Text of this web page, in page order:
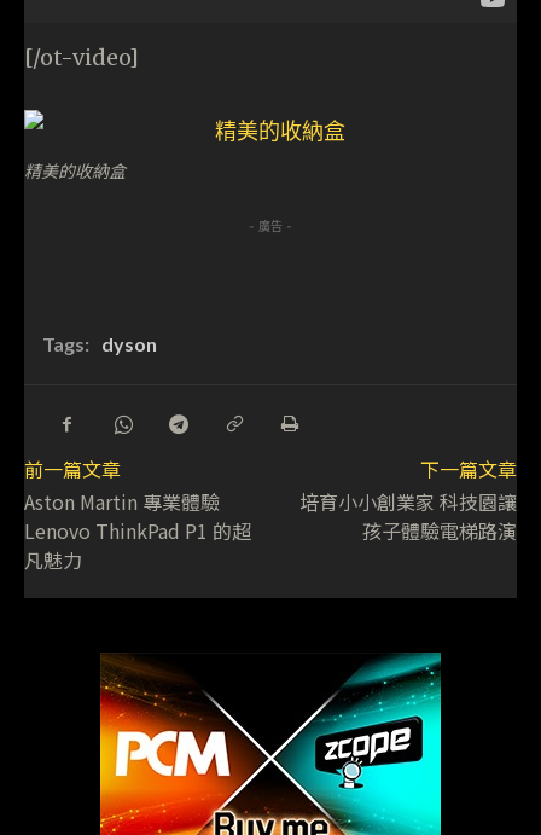
[/ot-video]
精美的收納盒
- 廣告 -
Tags: dyson
前一篇文章
Aston Martin 專業體驗
Lenovo ThinkPad P1 的超
凡魅力
下一篇文章
培育小小創業家 科技園讓
孩子體驗電梯路演